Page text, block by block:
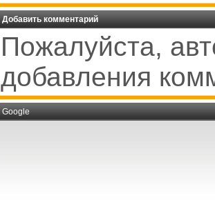
Добавить комментарий
Пожалуйста,
добавления
Google